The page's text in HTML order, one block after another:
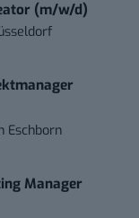
(m/w/d)
Eschborn
Manager